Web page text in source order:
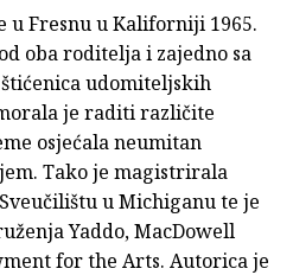
u Fresnu u Kaliforniji 1965.
oba roditelja i zajedno sa
udomiteljskih
je raditi različite
osjećala neumitan
Tako je magistrirala
u Michiganu te je
Yaddo, MacDowell
for the Arts. Autorica je